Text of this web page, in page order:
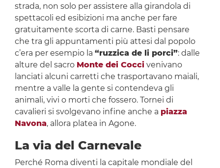
strada, non solo per assistere alla girandola di
spettacoli ed esibizioni ma anche per fare
gratuitamente scorta di carne. Basti pensare
che tra gli appuntamenti più attesi dal popolo
c’era per esempio la “ruzzica de li porci”: dalle
alture del sacro Monte dei Coccivenivano
lanciati alcuni carretti che trasportavano maiali,
mentre a valle la gente si contendeva gli
animali, vivi o morti che fossero. Tornei di
cavalieri si svolgevano infine anche a piazza
Navona, allora platea in Agone.
La via del Carnevale
Perché Roma diventi la capitale mondiale del